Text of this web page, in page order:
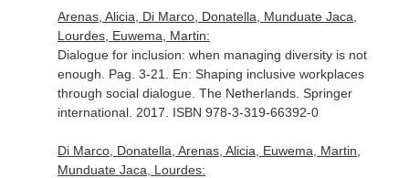
Arenas, Alicia, Di Marco, Donatella, Munduate Jaca,
Lourdes, Euwema, Martin:
Dialogue for inclusion: when managing diversity is not
enough. Pag. 3-21. En: Shaping inclusive workplaces
through social dialogue. The Netherlands. Springer
international. 2017. ISBN 978-3-319-66392-0
Di Marco, Donatella, Arenas, Alicia, Euwema, Martin,
Munduate Jaca, Lourdes: